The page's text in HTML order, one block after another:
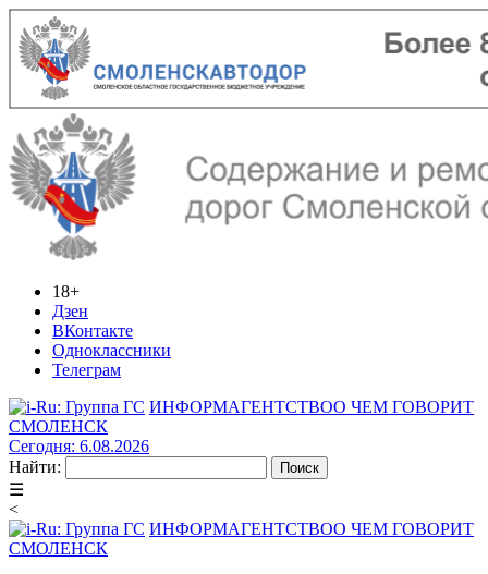
18+
Дзен
ВКонтакте
Одноклассники
Телеграм
ИНФОРМАГЕНТСТВОО ЧЕМ ГОВОРИТ
СМОЛЕНСК
Сегодня: 6.08.2026
Найти:
☰
<
ИНФОРМАГЕНТСТВОО ЧЕМ ГОВОРИТ
СМОЛЕНСК